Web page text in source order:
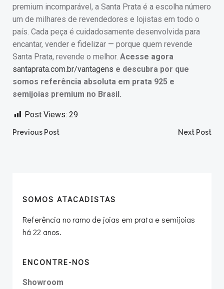
premium incomparável, a Santa Prata é a escolha número
um de milhares de revendedores e lojistas em todo o
país. Cada peça é cuidadosamente desenvolvida para
encantar, vender e fidelizar — porque quem revende
Santa Prata, revende o melhor. Acesse agora
santaprata.com.br/vantagens e descubra por que
somos referência absoluta em prata 925 e
semijoias premium no Brasil.
Post Views: 29
Post
Previous Post Next Post
SOMOS ATACADISTAS
Referência no ramo de joias em prata e semijoias
há 22 anos.
ENCONTRE-NOS
Showroom